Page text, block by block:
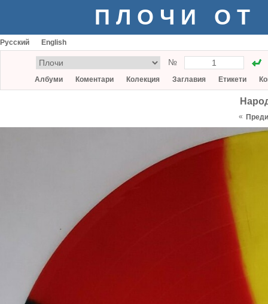
ПЛОЧИ ОТ
Русский English
№
Албуми Коментари Колекция Заглавия Етикети
«